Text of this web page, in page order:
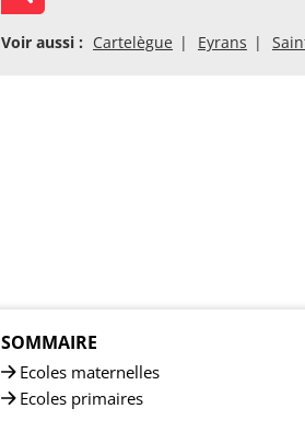
Voir aussi : Cartelègue Eyrans
SOMMAIRE
Ecoles maternelles
Ecoles primaires